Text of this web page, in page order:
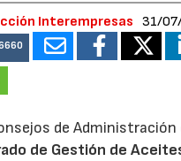
Interempresas 31/
de Administración
de Gestión de